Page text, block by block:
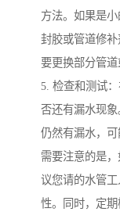
方法。如果是
封胶或管道修
要更换部分管道
5. 检查和测试
否还有漏水现
仍然有漏水，可
需要注意的是
议您请的水管
性。同时，定